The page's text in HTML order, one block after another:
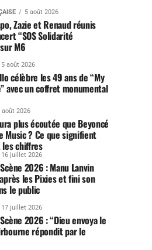
5 août 2026
Zazie et Renaud réunis
“SOS Solidarité
M6
5 août 2026
célèbre les 49 ans de “My
avec un coffret monumental
août 2026
plus écoutée que Beyoncé
Music ? Ce que signifient
chiffres
16 juillet 2026
2026 : Manu Lanvin
les Pixies et fini son
le public
17 juillet 2026
2026 : “Dieu envoya le
répondit par le